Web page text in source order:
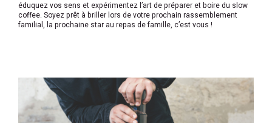
éduquez vos sens et expérimentez l’art de préparer et boire du slow
coffee. Soyez prêt à briller lors de votre prochain rassemblement
familial, la prochaine star au repas de famille, c’est vous !